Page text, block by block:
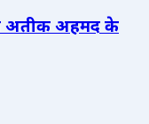
अतीक अहमद के